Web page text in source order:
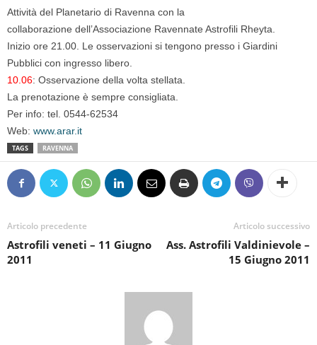
Attività del Planetario di Ravenna con la
collaborazione dell’Associazione Ravennate Astrofili Rheyta.
Inizio ore 21.00. Le osservazioni si tengono presso i Giardini
Pubblici con ingresso libero.
10.06: Osservazione della volta stellata.
La prenotazione è sempre consigliata.
Per info: tel. 0544-62534
Web: www.arar.it
TAGS RAVENNA
Articolo precedente
Astrofili veneti – 11 Giugno
2011
Articolo successivo
Ass. Astrofili Valdinievole –
15 Giugno 2011